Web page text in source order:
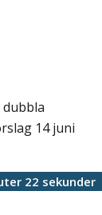
14 juni
22 sekunder